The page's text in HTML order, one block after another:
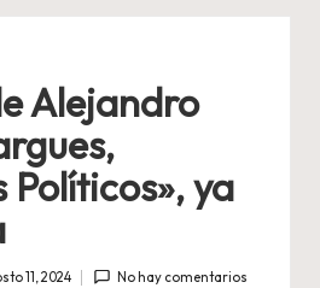
Alejandro
Políticos», ya
11, 2024 No hay comentarios